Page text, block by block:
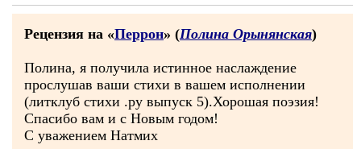
Рецензия на «Перрон» (Полина Орынянская)
Полина, я получила истинное наслаждение
прослушав ваши стихи в вашем исполнении
(литклуб стихи .ру выпуск 5).Хорошая поэзия!
Спасибо вам и с Новым годом!
С уважением Натмих